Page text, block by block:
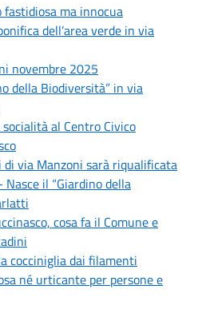
fastidiosa ma innocua
dell’area verde in via
novembre 2025
della Biodiversità” in via
al Centro Civico
di via Manzoni sarà riqualificata
Nasce il “Giardino della
cosa fa il Comune e
cocciniglia dai filamenti
né urticante per persone e